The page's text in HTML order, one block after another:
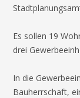
Es sollen 19
drei
In die
Bauherrschaft,